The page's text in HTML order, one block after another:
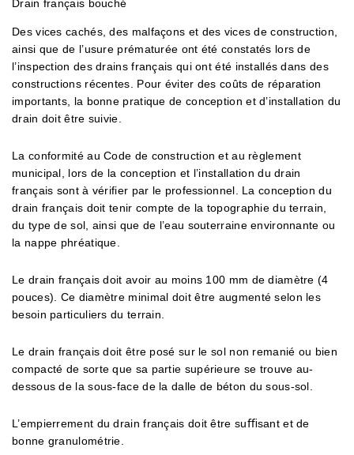
Drain français bouché
Des vices cachés, des malfaçons et des vices de construction,
ainsi que de l’usure prématurée ont été constatés lors de
l’inspection des drains français qui ont été installés dans des
constructions récentes. Pour éviter des coûts de réparation
importants, la bonne pratique de conception et d’installation du
drain doit être suivie.
La conformité au Code de construction et au règlement
municipal, lors de la conception et l’installation du drain
français sont à vérifier par le professionnel. La conception du
drain français doit tenir compte de la topographie du terrain,
du type de sol, ainsi que de l’eau souterraine environnante ou
la nappe phréatique.
Le drain français doit avoir au moins 100 mm de diamètre (4
pouces). Ce diamètre minimal doit être augmenté selon les
besoin particuliers du terrain.
Le drain français doit être posé sur le sol non remanié ou bien
compacté de sorte que sa partie supérieure se trouve au-
dessous de la sous-face de la dalle de béton du sous-sol.
L’empierrement du drain français doit être suﬃsant et de
bonne granulométrie.